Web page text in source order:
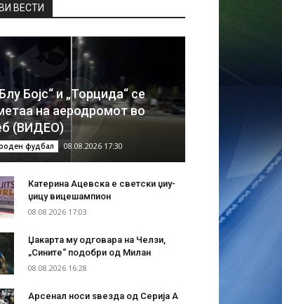
ВЕСТИ
Бојс“ и „Торцида“ се
на аеродромот во
(ВИДЕО)
фудбал 08.08.2026 17:30
Катерина Ацевска е светски џиу-
џицу вицешампион
08.08.2026 17:03
Џакарта му одговара на Челзи,
„Сините“ подобри од Милан
08.08.2026 16:28
Арсенал носи ѕвезда од Серија А